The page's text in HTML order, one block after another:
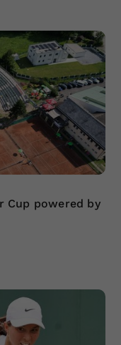
Cup powered by